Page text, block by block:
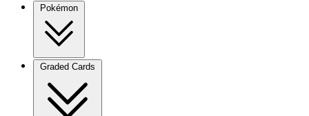
Pokémon
Graded Cards